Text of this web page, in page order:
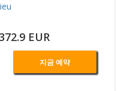
EUR
지금 예약